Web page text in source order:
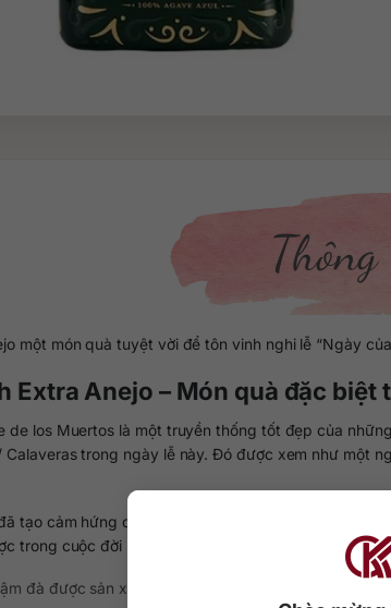
một món quà tuyệt vời để tôn vinh nghi lễ “Ngày
Extra Anejo – Món quà đặc
de los Muertos là một truyền thống tốt đẹp của
trong ngày lễ này. Đó được xem như một
tạo cảm hứng cho các nhà chưng cất Kah Tequila
trong cuộc đời này.
đà được sản xuất từ 100% cây thùa gai xanh /